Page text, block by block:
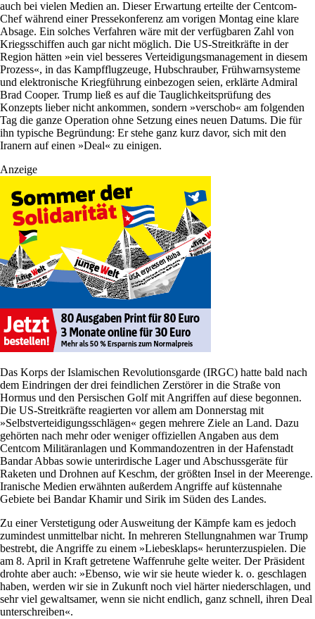
auch bei vielen Medien an. Dieser Erwartung erteilte der Centcom-
Chef während einer Pressekonferenz am vorigen Montag eine klare
Absage. Ein solches Verfahren wäre mit der verfügbaren Zahl von
Kriegsschiffen auch gar nicht möglich. Die US-Streitkräfte in der
Region hätten »ein viel besseres Verteidigungsmanagement in diesem
Prozess«, in das Kampfflugzeuge, Hubschrauber, Frühwarnsysteme
und elektronische Kriegführung einbezogen seien, erklärte Admiral
Brad Cooper. Trump ließ es auf die Tauglichkeitsprüfung des
Konzepts lieber nicht ankommen, sondern »verschob« am folgenden
Tag die ganze Operation ohne Setzung eines neuen Datums. Die für
ihn typische Begründung: Er stehe ganz kurz davor, sich mit den
Iranern auf einen »Deal« zu einigen.
Anzeige
Das Korps der Islamischen Revolutionsgarde (IRGC) hatte bald nach
dem Eindringen der drei feindlichen Zerstörer in die Straße von
Hormus und den Persischen Golf mit Angriffen auf diese begonnen.
Die US-Streitkräfte reagierten vor allem am Donnerstag mit
»Selbstverteidigungsschlägen« gegen mehrere Ziele an Land. Dazu
gehörten nach mehr oder weniger offiziellen Angaben aus dem
Centcom Militäranlagen und Kommandozentren in der Hafenstadt
Bandar Abbas sowie unterirdische Lager und Abschussgeräte für
Raketen und Drohnen auf Keschm, der größten Insel in der Meerenge.
Iranische Medien erwähnten außerdem Angriffe auf küstennahe
Gebiete bei Bandar Khamir und Sirik im Süden des Landes.
Zu einer Verstetigung oder Ausweitung der Kämpfe kam es jedoch
zumindest unmittelbar nicht. In mehreren Stellungnahmen war Trump
bestrebt, die Angriffe zu einem »Liebesklaps« herunterzuspielen. Die
am 8. April in Kraft getretene Waffenruhe gelte weiter. Der Präsident
drohte aber auch: »Ebenso, wie wir sie heute wieder k. o. geschlagen
haben, werden wir sie in Zukunft noch viel härter niederschlagen, und
sehr viel gewaltsamer, wenn sie nicht endlich, ganz schnell, ihren Deal
unterschreiben«.